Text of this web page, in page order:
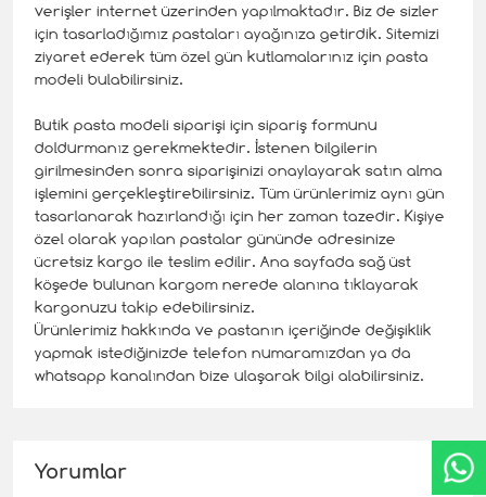
verişler internet üzerinden yapılmaktadır. Biz de sizler
için tasarladığımız pastaları ayağınıza getirdik. Sitemizi
ziyaret ederek tüm özel gün kutlamalarınız için pasta
modeli bulabilirsiniz.
Butik pasta modeli siparişi için sipariş formunu
doldurmanız gerekmektedir. İstenen bilgilerin
girilmesinden sonra siparişinizi onaylayarak satın alma
işlemini gerçekleştirebilirsiniz. Tüm ürünlerimiz aynı gün
tasarlanarak hazırlandığı için her zaman tazedir. Kişiye
özel olarak yapılan pastalar gününde adresinize
ücretsiz kargo ile teslim edilir. Ana sayfada sağ üst
köşede bulunan kargom nerede alanına tıklayarak
kargonuzu takip edebilirsiniz.
Ürünlerimiz hakkında ve pastanın içeriğinde değişiklik
yapmak istediğinizde telefon numaramızdan ya da
whatsapp kanalından bize ulaşarak bilgi alabilirsiniz.
Yorumlar